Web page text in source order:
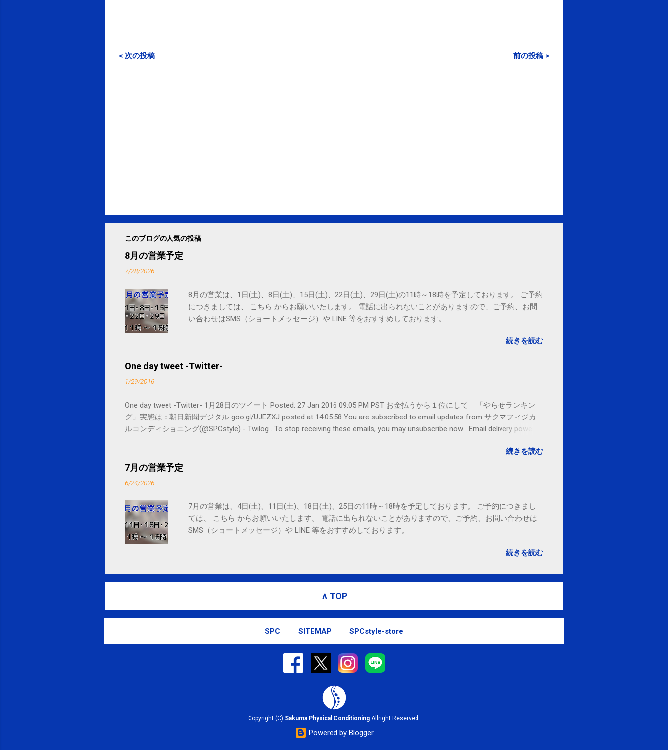
< 次の投稿 前の投稿 >
このブログの人気の投稿
8月の営業予定
7/28/2026
8月の営業は、1日(土)、8日(土)、15日(土)、22日(土)、29日(土)の11時～18時を予定しております。 ご予約
につきましては、 こちら からお願いいたします。 電話に出られないことがありますので、ご予約、お問
い合わせはSMS（ショートメッセージ）や LINE 等をおすすめしております。
続きを読む
One day tweet -Twitter-
1/29/2016
One day tweet -Twitter- 1月28日のツイート Posted: 27 Jan 2016 09:05 PM PST お金払うから１位にして 「やらせランキン
グ」実態は：朝日新聞デジタル goo.gl/UJEZXJ posted at 14:05:58 You are subscribed to email updates from サクマフィジカ
ルコンディショニング(@SPCstyle) - Twilog . To stop receiving these emails, you may unsubscribe now . Email delivery powered
続きを読む
7月の営業予定
6/24/2026
7月の営業は、4日(土)、11日(土)、18日(土)、25日の11時～18時を予定しております。 ご予約につきまし
ては、 こちら からお願いいたします。 電話に出られないことがありますので、ご予約、お問い合わせは
SMS（ショートメッセージ）や LINE 等をおすすめしております。
続きを読む
∧ TOP
SPC SITEMAP SPCstyle-store
Copyright (C) Sakuma Physical Conditioning Allright Reserved.
Powered by Blogger